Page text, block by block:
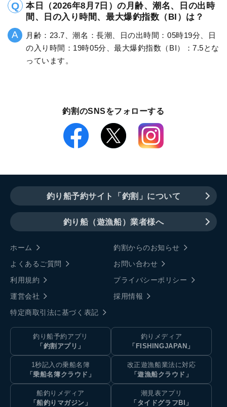
本日（2026年8月7日）の月齢、潮名、日の出時
間、日の入り時間、最大爆釣指数（BI）は？
月齢：23.7、潮名：長潮、日の出時間：05時19分、日
の入り時間：19時05分、最大爆釣指数（BI）：7.5とな
っています。
釣割のSNSをフォローする
釣り船予約サイト「釣割」について
釣り船（遊漁船）業者様へ
ホーム
釣割からのお知らせ
よくあるご質問
お問い合わせ
利用規約
プライバシーポリシー
運営会社
採用情報
特定商取引法に基づく表記
釣り船予約アプリ
「釣割アプリ」
釣りメディア
「FISHINGJAPAN」
1秒記入の乗船名簿
「乗船名簿クラウド」
改正遊漁船業法に対応
「遊漁船クラウド」
船釣りメディア
「船釣りマガジン」
潮見表アプリ
「タイドグラフBI」